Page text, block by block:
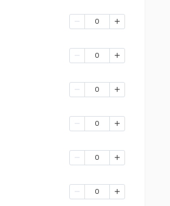
0
0
0
0
0
0